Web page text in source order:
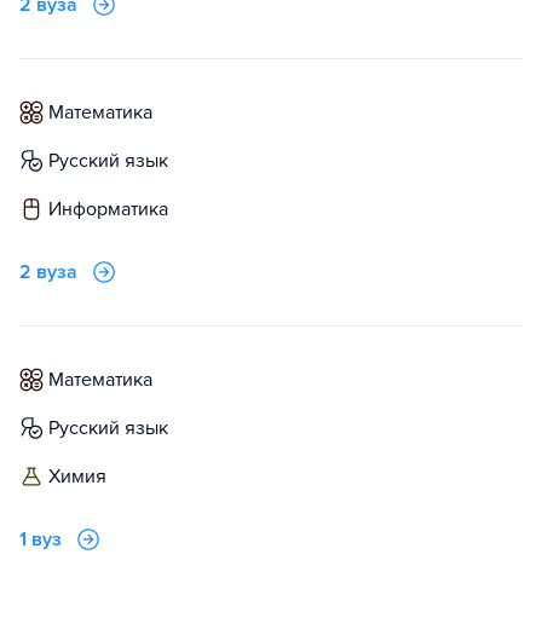
2 вуза
математика
русский язык
информатика
2 вуза
математика
русский язык
химия
1 вуз